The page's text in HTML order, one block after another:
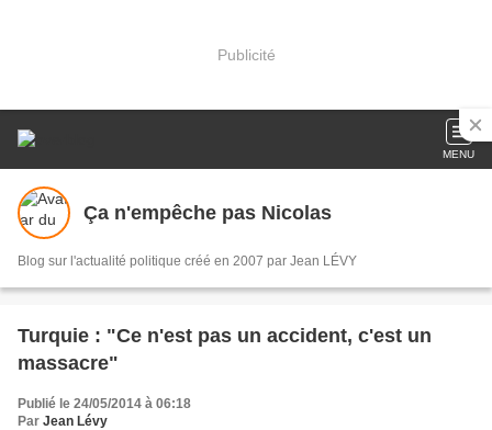
Publicité
MENU
Ça n'empêche pas Nicolas
Blog sur l'actualité politique créé en 2007 par Jean LÉVY
Turquie : "Ce n'est pas un accident, c'est un
massacre"
Publié le 24/05/2014 à 06:18
Par Jean Lévy